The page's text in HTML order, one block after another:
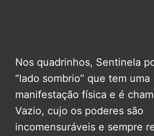
Nos quadrinhos, Sentinela
“lado sombrio” que tem uma
manifestação física e é
Vazio, cujo os poderes são
incomensuráveis e sempre